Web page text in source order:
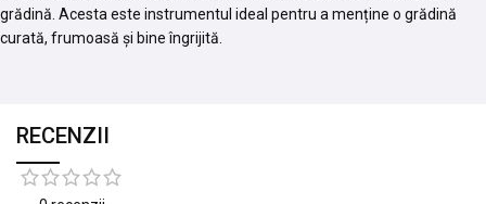
grădină. Acesta este instrumentul ideal pentru a menține o grădină
curată, frumoasă și bine îngrijită.
RECENZII